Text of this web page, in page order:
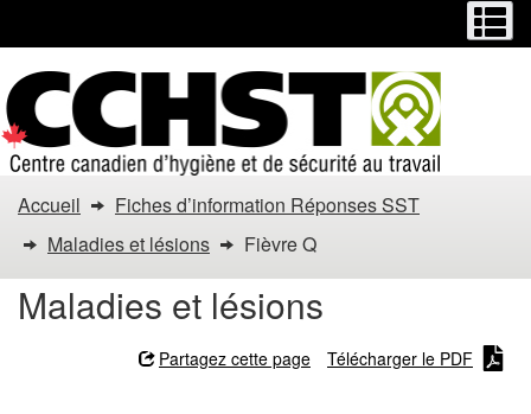
contenu
principal
la
version
HTML
simplifiée
Vous
êtes
dans
Accueil
Fiches d’information Réponses SST
Maladies et lésions
Fièvre Q
Maladies et lésions
Partagez cette page Télécharger le PDF